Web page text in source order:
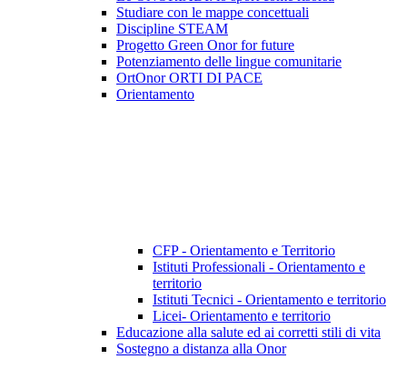
Studiare con le mappe concettuali
Discipline STEAM
Progetto Green Onor for future
Potenziamento delle lingue comunitarie
OrtOnor ORTI DI PACE
Orientamento
CFP - Orientamento e Territorio
Istituti Professionali - Orientamento e
territorio
Istituti Tecnici - Orientamento e territorio
Licei- Orientamento e territorio
Educazione alla salute ed ai corretti stili di vita
Sostegno a distanza alla Onor